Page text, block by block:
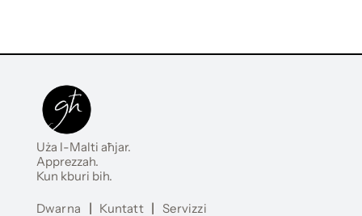
Uża l-Malti aħjar.
Apprezzah.
Kun kburi bih.
Dwarna | Kuntatt | Servizzi